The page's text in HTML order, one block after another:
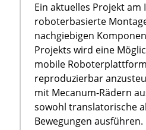
Ein aktuelles Projekt am
roboterbasierte
nachgiebigen
Projekts wird eine
mobile
reproduzierbar
mit Mecanum-Rädern
sowohl translatorische
Bewegungen ausführen.